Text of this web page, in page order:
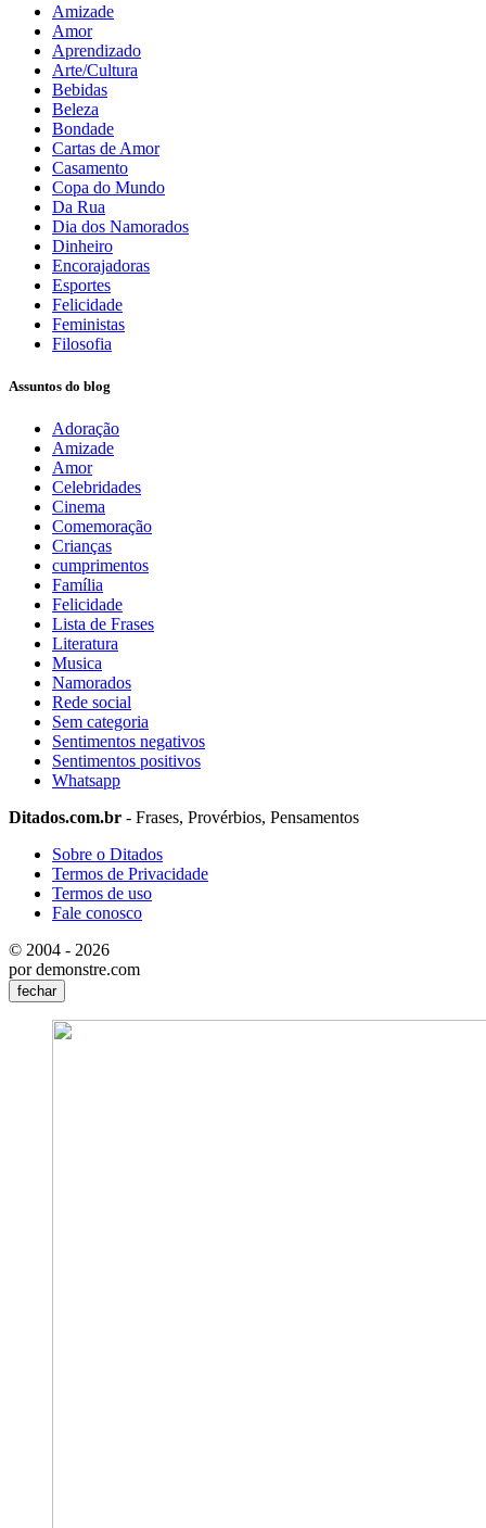
Amizade
Amor
Aprendizado
Arte/Cultura
Bebidas
Beleza
Bondade
Cartas de Amor
Casamento
Copa do Mundo
Da Rua
Dia dos Namorados
Dinheiro
Encorajadoras
Esportes
Felicidade
Feministas
Filosofia
Assuntos do blog
Adoração
Amizade
Amor
Celebridades
Cinema
Comemoração
Crianças
cumprimentos
Família
Felicidade
Lista de Frases
Literatura
Musica
Namorados
Rede social
Sem categoria
Sentimentos negativos
Sentimentos positivos
Whatsapp
Ditados.com.br - Frases, Provérbios, Pensamentos
Sobre o Ditados
Termos de Privacidade
Termos de uso
Fale conosco
© 2004 - 2026
por demonstre.com
fechar